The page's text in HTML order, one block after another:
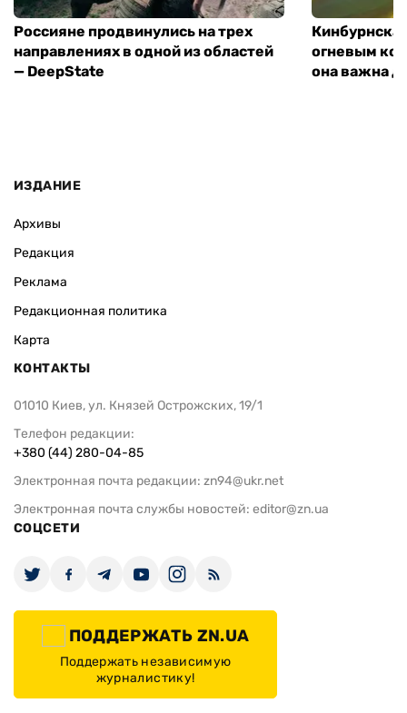
Россияне продвинулись на трех
направлениях в одной из областей
— DeepState
огневым
она важна
ИЗДАНИЕ
Архивы
Редакция
Реклама
Редакционная политика
Карта
КОНТАКТЫ
01010 Киев, ул. Князей Острожских, 19/1
Телефон редакции:
+380 (44) 280-04-85
Электронная почта редакции: zn94@ukr.net
Электронная почта службы новостей: editor@zn.ua
СОЦСЕТИ
ПОДДЕРЖАТЬ ZN.UA
Поддержать независимую
журналистику!